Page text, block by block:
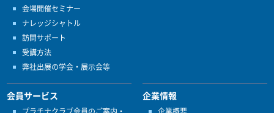
会場開催セミナー
ナレッジシャトル
訪問サポート
受講方法
弊社出展の学会・展示会等
会員サービス 企業情報